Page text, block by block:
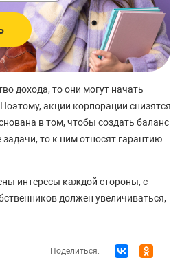
дохода, то они могут начать
акции корпорации снизятся
в том, чтобы создать баланс
то к ним относят гарантию
интересы каждой стороны, с
должен увеличиваться,
Поделиться: